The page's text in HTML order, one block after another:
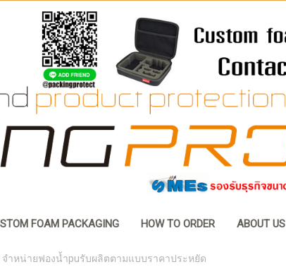
FOAM PACKAGING HOW TO ORDER ABOUT US
ำหน่ายฟองน้ำpuรับผลิตตามแบบราคาประหยัด